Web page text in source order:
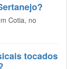
Cotia, no
tocados